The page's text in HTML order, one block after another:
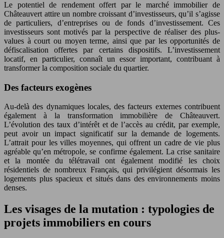
Le potentiel de rendement offert par le marché immobilier de
Châteauvert attire un nombre croissant d’investisseurs, qu’il s’agisse
de particuliers, d’entreprises ou de fonds d’investissement. Ces
investisseurs sont motivés par la perspective de réaliser des plus-
values à court ou moyen terme, ainsi que par les opportunités de
défiscalisation offertes par certains dispositifs. L’investissement
locatif, en particulier, connaît un essor important, contribuant à
transformer la composition sociale du quartier.
Des facteurs exogènes
Au-delà des dynamiques locales, des facteurs externes contribuent
également à la transformation immobilière de Châteauvert.
L’évolution des taux d’intérêt et de l’accès au crédit, par exemple,
peut avoir un impact significatif sur la demande de logements.
L’attrait pour les villes moyennes, qui offrent un cadre de vie plus
agréable qu’en métropole, se confirme également. La crise sanitaire
et la montée du télétravail ont également modifié les choix
résidentiels de nombreux Français, qui privilégient désormais les
logements plus spacieux et situés dans des environnements moins
denses.
Les visages de la mutation : typologies de
projets immobiliers en cours